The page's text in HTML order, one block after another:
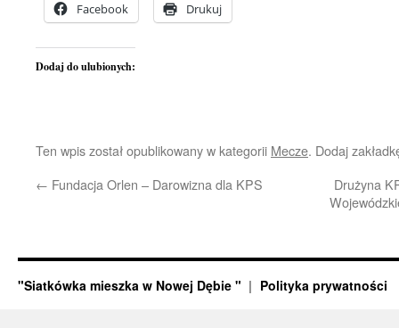
Facebook Drukuj
Dodaj do ulubionych:
Ten wpis został opublikowany w kategorii Mecze. Dodaj
← Fundacja Orlen – Darowizna dla KPS
Drużyna
"Siatkówka mieszka w Nowej Dębie " Polityka prywatności